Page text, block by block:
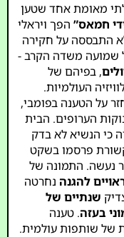
2023, דיווח בלתי מאומת אחד שטען
הפך ויראלי
התבססה על חקירה
שמועה משדה הקרב -
, בפיהם של
העולמיות.
על הטענה בפומבי,
הערופים. הבית
כי הנשיא לא בדק
פרסמו בשקט
נעשה. התמונה של
להגנה נחרטה
שנתיים של
בעזה. טענה
של שותפות עולמית.